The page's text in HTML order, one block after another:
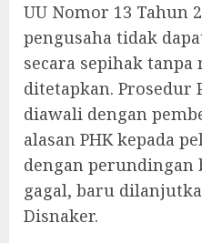
UU Nomor 13 Tahun
pengusaha tidak
secara sepihak
ditetapkan. Prosedur
diawali dengan
alasan PHK kepada
dengan
gagal, baru
Disnaker.